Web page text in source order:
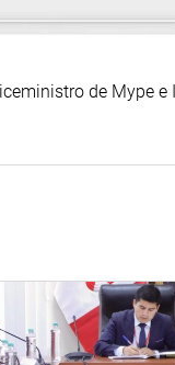
de Mype